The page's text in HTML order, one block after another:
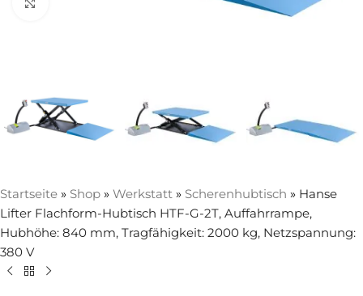
Startseite » Shop » Werkstatt » Scherenhubtisch » Hanse
Lifter Flachform-Hubtisch HTF-G-2T, Auffahrrampe,
Hubhöhe: 840 mm, Tragfähigkeit: 2000 kg, Netzspannung:
380 V